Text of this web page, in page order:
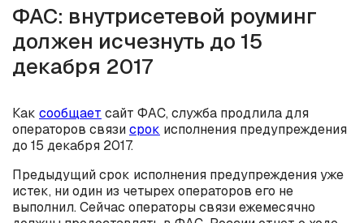
ФАС: внутрисетевой роуминг
должен исчезнуть до 15
декабря 2017
Как сообщает сайт ФАС, служба продлила для
операторов связисрок исполнения предупреждения
до 15 декабря 2017.
Предыдущий срок исполнения предупреждения уже
истек, ни один из четырех операторов его не
выполнил. Сейчас операторы связи ежемесячно